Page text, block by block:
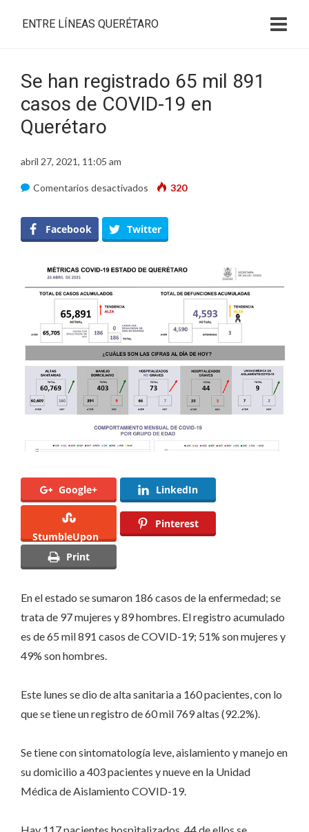
ENTRE LÍNEAS QUERÉTARO
Se han registrado 65 mil 891
casos de COVID-19 en
Querétaro
abril 27, 2021, 11:05 am
Comentarios desactivados en
han
registrado
casos
COVID-
19
en
320
Facebook Twitter
Google+ LinkedIn
StumbleUpon
Pinterest
Print
En el estado se sumaron 186 casos de la enfermedad; se
trata de 97 mujeres y 89 hombres. El registro acumulado
es de 65 mil 891 casos de COVID-19; 51% son mujeres y
49% son hombres.
Este lunes se dio de alta sanitaria a 160 pacientes, con lo
que se tiene un registro de 60 mil 769 altas (92.2%).
Se tiene con sintomatología leve, aislamiento y manejo en
su domicilio a 403 pacientes y nueve en la Unidad
Médica de Aislamiento COVID-19.